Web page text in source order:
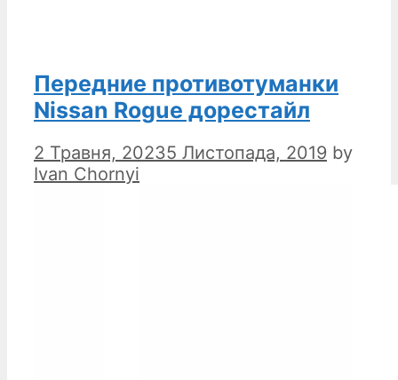
Передние противотуманки
Nissan Rogue дорестайл
2 Травня, 20235 Листопада, 2019 by
Ivan Chornyi